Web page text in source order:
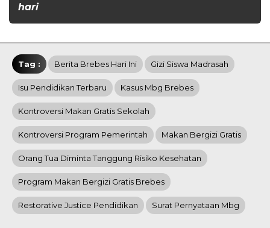
hari
Tag : Berita Brebes Hari Ini Gizi Siswa Madrasah
Isu Pendidikan Terbaru Kasus Mbg Brebes
Kontroversi Makan Gratis Sekolah
Kontroversi Program Pemerintah Makan Bergizi Gratis
Orang Tua Diminta Tanggung Risiko Kesehatan
Program Makan Bergizi Gratis Brebes
Restorative Justice Pendidikan Surat Pernyataan Mbg